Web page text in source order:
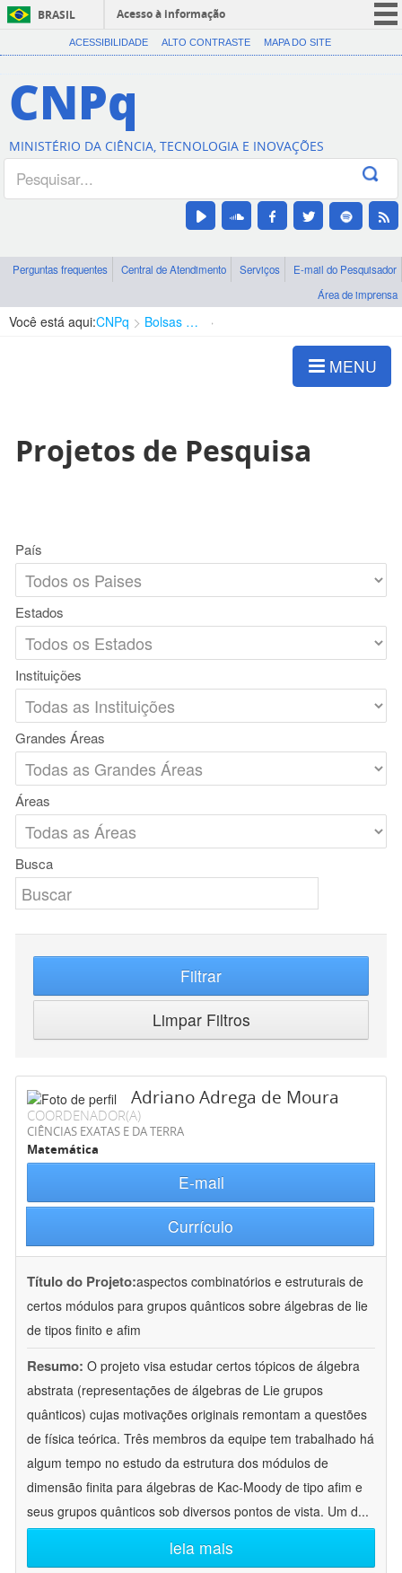
BRASIL
Acesso à informação
CORONAVÍRUS (COVID-19)
Canais
ACESSIBILIDADE ALTO CONTRASTE MAPA DO SITE
CNPq
MINISTÉRIO DA CIÊNCIA, TECNOLOGIA E INOVAÇÕES
Perguntas frequentes Central de Atendimento Serviços
E-mail do Pesquisador
Área de imprensa
Você está aqui:CNPq Bolsas e Auxílios Vigentes
MENU
Projetos de Pesquisa
País
Estados
Instituições
Grandes Áreas
Áreas
Busca
Filtrar
Limpar Filtros
Adriano Adrega de Moura
COORDENADOR(A)
CIÊNCIAS EXATAS E DA TERRA
Matemática
E-mail
Currículo
Título do Projeto:aspectos combinatórios e estruturais de
certos módulos para grupos quânticos sobre álgebras de lie
de tipos finito e afim
Resumo: O projeto visa estudar certos tópicos de álgebra
abstrata (representações de álgebras de Lie grupos
quânticos) cujas motivações originais remontam a questões
de física teórica. Três membros da equipe tem trabalhado há
algum tempo no estudo da estrutura dos módulos de
dimensão finita para álgebras de Kac-Moody de tipo afim e
seus grupos quânticos sob diversos pontos de vista. Um d...
leia mais